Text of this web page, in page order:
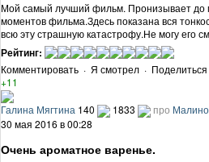
Мой самый лучший фильм. Пронизывает до
моментов фильма.Здесь показана вся
всю эту страшную катастрофу.Не могу его
Рейтинг:
Комментировать · Я смотрел · Поделиться
+11
Галина Мягтина 140 1833 про
30 мая 2016 в 00:28
Очень ароматное варенье.